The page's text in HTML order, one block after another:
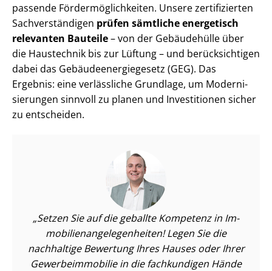
passende För­der­mög­lich­kei­ten. Unsere zertifizierten
Sach­ver­stän­di­gen prüfen sämtliche energetisch
relevanten Bauteile– von der Gebäudehülle über
die Haustechnik bis zur Lüftung – und berücksichtigen
dabei das Ge­bäu­de­en­er­gie­ge­setz (GEG). Das
Ergebnis: eine verlässliche Grundlage, um Mo­der­ni­
sie­run­gen sinnvoll zu planen und Investitionen sicher
zu entscheiden.
Setzen Sie auf die geballte Kompetenz in Im­
mo­bi­li­en­an­ge­le­gen­hei­ten! Legen Sie die
nachhaltige Bewertung Ihres Hauses oder Ihrer
Ge­wer­be­im­mo­bi­lie in die fachkundigen Hände